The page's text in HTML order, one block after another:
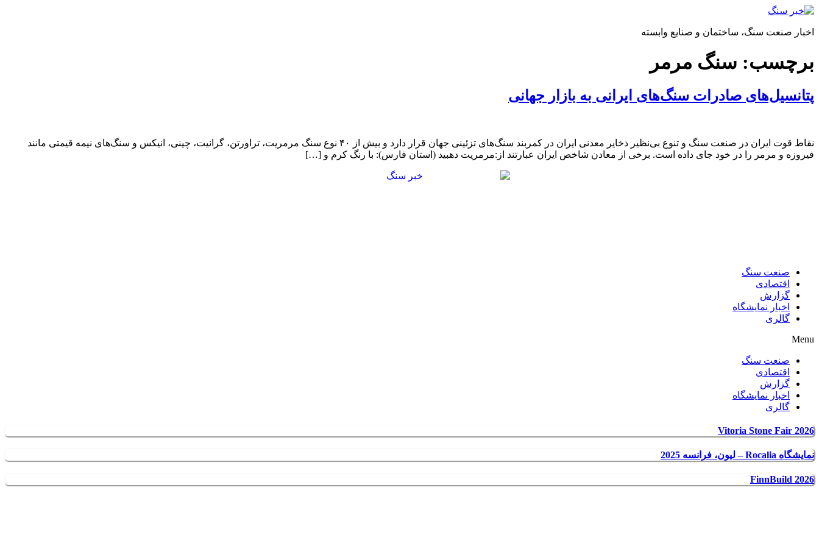
پرش
محتوا
اخبار صنعت سنگ، ساختمان و صنایع وابسته
برچسب: سنگ مرمر
پتانسیل‌های صادرات سنگ‌های ایرانی به بازار جهانی
نقاط قوت ایران در صنعت سنگ و تنوع بی‌نظیر ذخایر معدنی ایران در کمربند سنگ‌های تزئینی جهان قرار دارد و بیش از ۴۰ نوع سنگ مرمریت، تراورتن، گرانیت، چینی، انیکس و سنگ‌های نیمه قیمتی مانند
فیروزه و مرمر را در خود جای داده است. برخی از معادن شاخص ایران عبارتند از:مرمریت دهبید (استان فارس): با رنگ کرم و […]
صنعت سنگ
اقتصادی
گزارش
اخبار نمایشگاه
گالری
Menu
صنعت سنگ
اقتصادی
گزارش
اخبار نمایشگاه
گالری
Vitoria Stone Fair 2026
نمایشگاه Rocalia – لیون، فرانسه 2025
FinnBuild 2026